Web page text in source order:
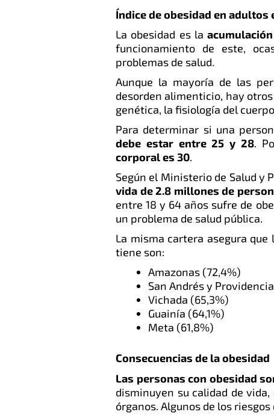
Índice de obesidad en adultos
La obesidad es la
funcionamiento de este,
problemas de salud.
Aunque la mayoría de las
desorden alimenticio, hay
genética, la fisiología del
Para determinar si una
debe estar entre 25 y 28.
corporal es 30.
Según el Ministerio de Salud y
vida de 2.8 millones de
entre 18 y 64 años sufre de
un problema de salud pública.
La misma cartera asegura
tiene son:
Amazonas (72,4%)
San Andrés y
Vichada (65,3%)
Guainía (64,1%)
Meta (61,8%)
Consecuencias de la obesidad
Las personas con obesidad
disminuyen su calidad de
órganos. Algunos de los